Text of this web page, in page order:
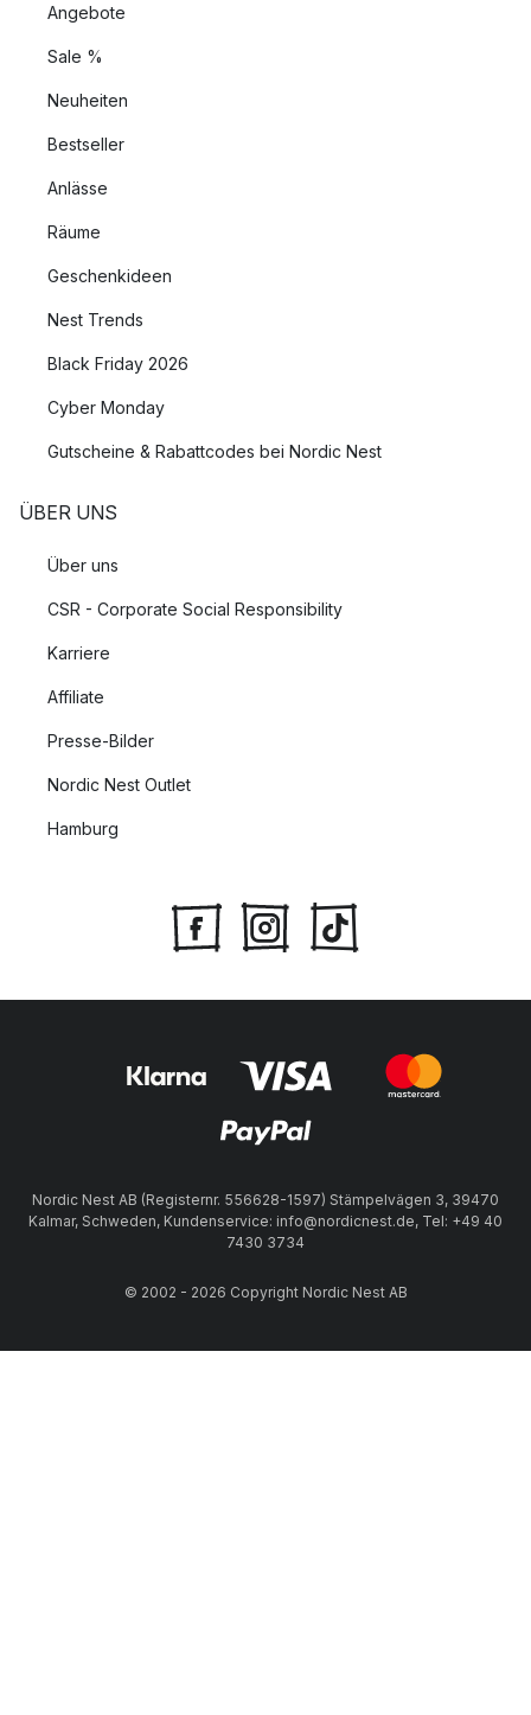
Angebote
Sale %
Neuheiten
Bestseller
Anlässe
Räume
Geschenkideen
Nest Trends
Black Friday 2026
Cyber Monday
Gutscheine & Rabattcodes bei Nordic Nest
ÜBER UNS
Über uns
CSR - Corporate Social Responsibility
Karriere
Affiliate
Presse-Bilder
Nordic Nest Outlet
Hamburg
Nordic Nest AB (Registernr. 556628-1597) Stämpelvägen 3, 39470
Kalmar, Schweden, Kundenservice: info@nordicnest.de, Tel: +49 40
7430 3734
© 2002 - 2026 Copyright Nordic Nest AB